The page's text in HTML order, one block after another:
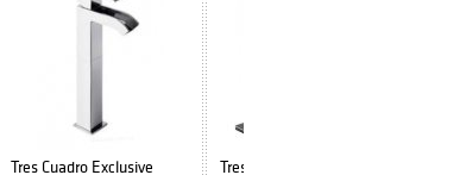
Tres Cuadro Exclusive
Tres Cuadro